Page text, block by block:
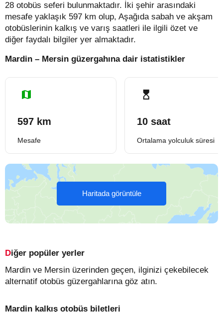
28 otobüs seferi bulunmaktadır. İki şehir arasındaki
mesafe yaklaşık 597 km olup, Aşağıda sabah ve akşam
otobüslerinin kalkış ve varış saatleri ile ilgili özet ve
diğer faydalı bilgiler yer almaktadır.
Mardin – Mersin güzergahına dair istatistikler
597 km
Mesafe
10 saat
Ortalama yolculuk süresi
Haritada görüntüle
Diğer popüler yerler
Mardin ve Mersin üzerinden geçen, ilginizi çekebilecek
alternatif otobüs güzergahlarına göz atın.
Mardin kalkış otobüs biletleri